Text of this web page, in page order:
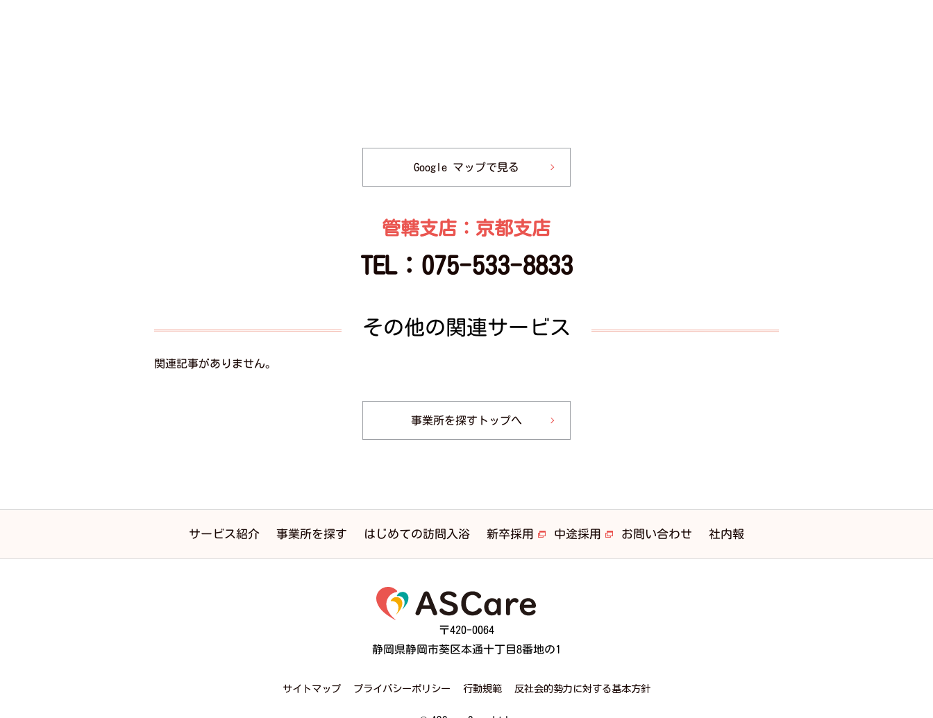
Google マップで見る
管轄支店：京都支店
TEL： 075-533-8833
その他の関連サービス
関連記事がありません。
事業所を探すトップへ
サービス紹介 事業所を探す はじめての訪問入浴 新卒採用 中途採用 お問い合わせ 社内報
〒420-0064
静岡県静岡市葵区本通十丁目8番地の1
サイトマップ プライバシーポリシー 行動規範 反社会的勢力に対する基本方針